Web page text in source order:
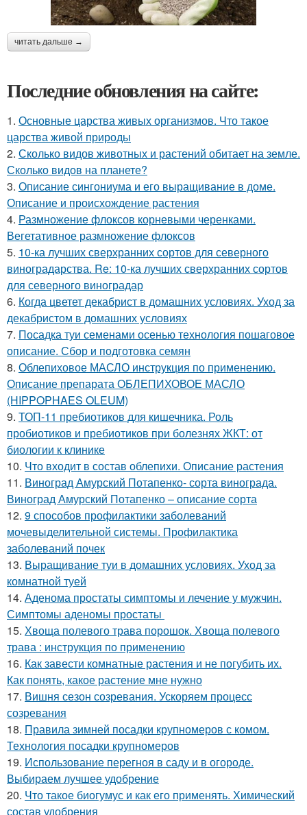
читать дальше →
Последние обновления на сайте:
1. Основные царства живых организмов. Что такое
царства живой природы
2. Сколько видов животных и растений обитает на земле.
Сколько видов на планете?
3. Описание сингониума и его выращивание в доме.
Описание и происхождение растения
4. Размножение флоксов корневыми черенками.
Вегетативное размножение флоксов
5. 10-ка лучших сверхранних сортов для северного
виноградарства. Re: 10-ка лучших сверхранних сортов
для северного виноградар
6. Когда цветет декабрист в домашних условиях. Уход за
декабристом в домашних условиях
7. Посадка туи семенами осенью технология пошаговое
описание. Сбор и подготовка семян
8. Облепиховое МАСЛО инструкция по применению.
Описание препарата ОБЛЕПИХОВОЕ МАСЛО
(HIPPOPHAES OLEUM)
9. ТОП-11 пребиотиков для кишечника. Роль
пробиотиков и пребиотиков при болезнях ЖКТ: от
биологии к клинике
10. Что входит в состав облепихи. Описание растения
11. Виноград Амурский Потапенко- сорта винограда.
Виноград Амурский Потапенко – описание сорта
12. 9 способов профилактики заболеваний
мочевыделительной системы. Профилактика
заболеваний почек
13. Выращивание туи в домашних условиях. Уход за
комнатной туей
14. Аденома простаты симптомы и лечение у мужчин.
Симптомы аденомы простаты
15. Хвоща полевого трава порошок. Хвоща полевого
трава : инструкция по применению
16. Как завести комнатные растения и не погубить их.
Как понять, какое растение мне нужно
17. Вишня сезон созревания. Ускоряем процесс
созревания
18. Правила зимней посадки крупномеров с комом.
Технология посадки крупномеров
19. Использование перегноя в саду и в огороде.
Выбираем лучшее удобрение
20. Что такое биогумус и как его применять. Химический
состав удобрения